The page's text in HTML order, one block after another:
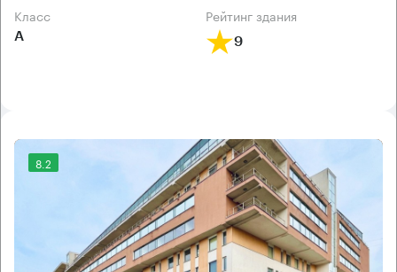
класс
А
рейтинг здания
9
8.2